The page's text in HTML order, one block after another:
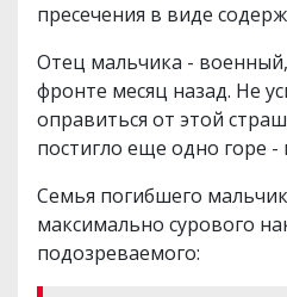
пресечения в виде
Отец мальчика -
фронте месяц назад. Не
оправиться от этой
постигло еще одно горе -
Семья погибшего
максимально сурового
подозреваемого: